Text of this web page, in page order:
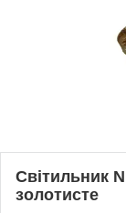
Світильник
золотисте